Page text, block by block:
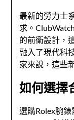
最新的勞力士
求。
的前衛設計，
融入了現代科
家來說，這些
如何選擇
選購Rolex腕